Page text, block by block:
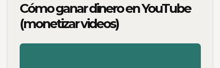
Cómo ganar dinero en YouTube
(monetizar videos)